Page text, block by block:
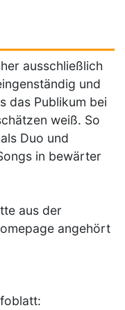
ausschließlich
und
das Publikum bei
weiß. So
Duo und
in bewärter
aus der
angehört